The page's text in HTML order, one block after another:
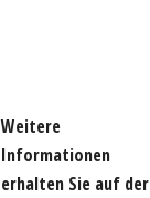
Weitere
Informationen
erhalten Sie auf der